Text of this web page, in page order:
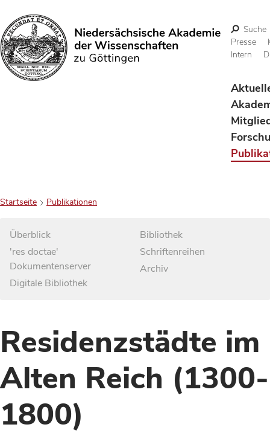
Suchen
Suche
Presse
Intern
Startseite Publikationen
Überblick
'res doctae'
Dokumentenserver
Digitale Bibliothek
Bibliothek
Schriftenreihen
Archiv
Residenzstädte im
Alten Reich (1300-
1800)